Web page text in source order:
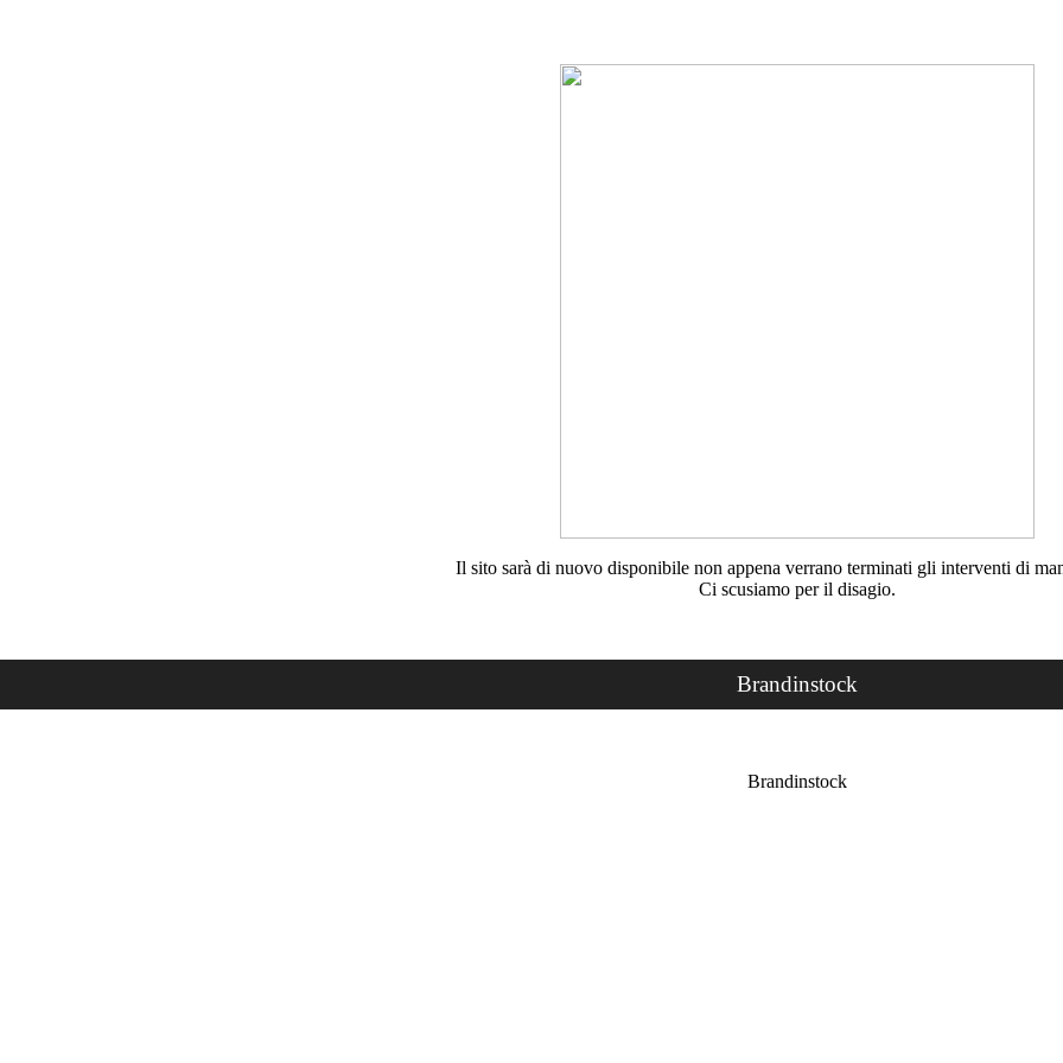
Il sito sarà di nuovo disponibile non appena verrano terminati gli interventi di
Ci scusiamo per il disagio.
Brandinstock
Brandinstock